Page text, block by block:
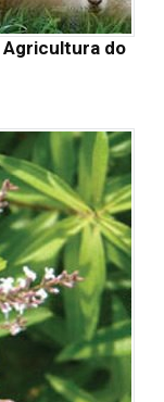
Agricultura do